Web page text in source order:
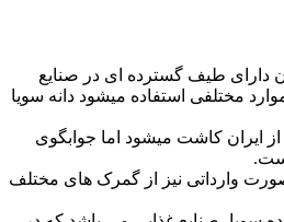
دارای طیف گسترده ای در صنایع
مختلفی استفاده میشود دانه سویا
ایران کاشت میشود اما جوابگوی
وارداتی نیز از گمرک های مختلف